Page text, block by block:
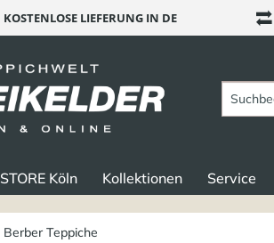
KOSTENLOSE LIEFERUNG IN DE
STORE Köln Kollektionen Service
Berber Teppiche